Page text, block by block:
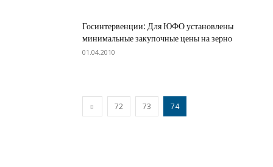
Госинтервенции: Для ЮФО установлены
минимальные закупочные цены на зерно
01.04.2010
72 73 74